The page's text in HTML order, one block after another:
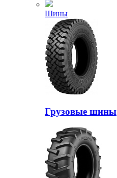
Шины
Грузовые шины